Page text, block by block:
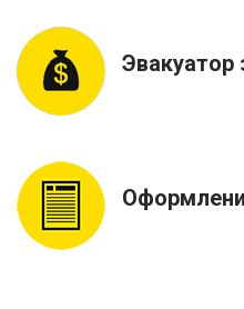
Эвакуатор